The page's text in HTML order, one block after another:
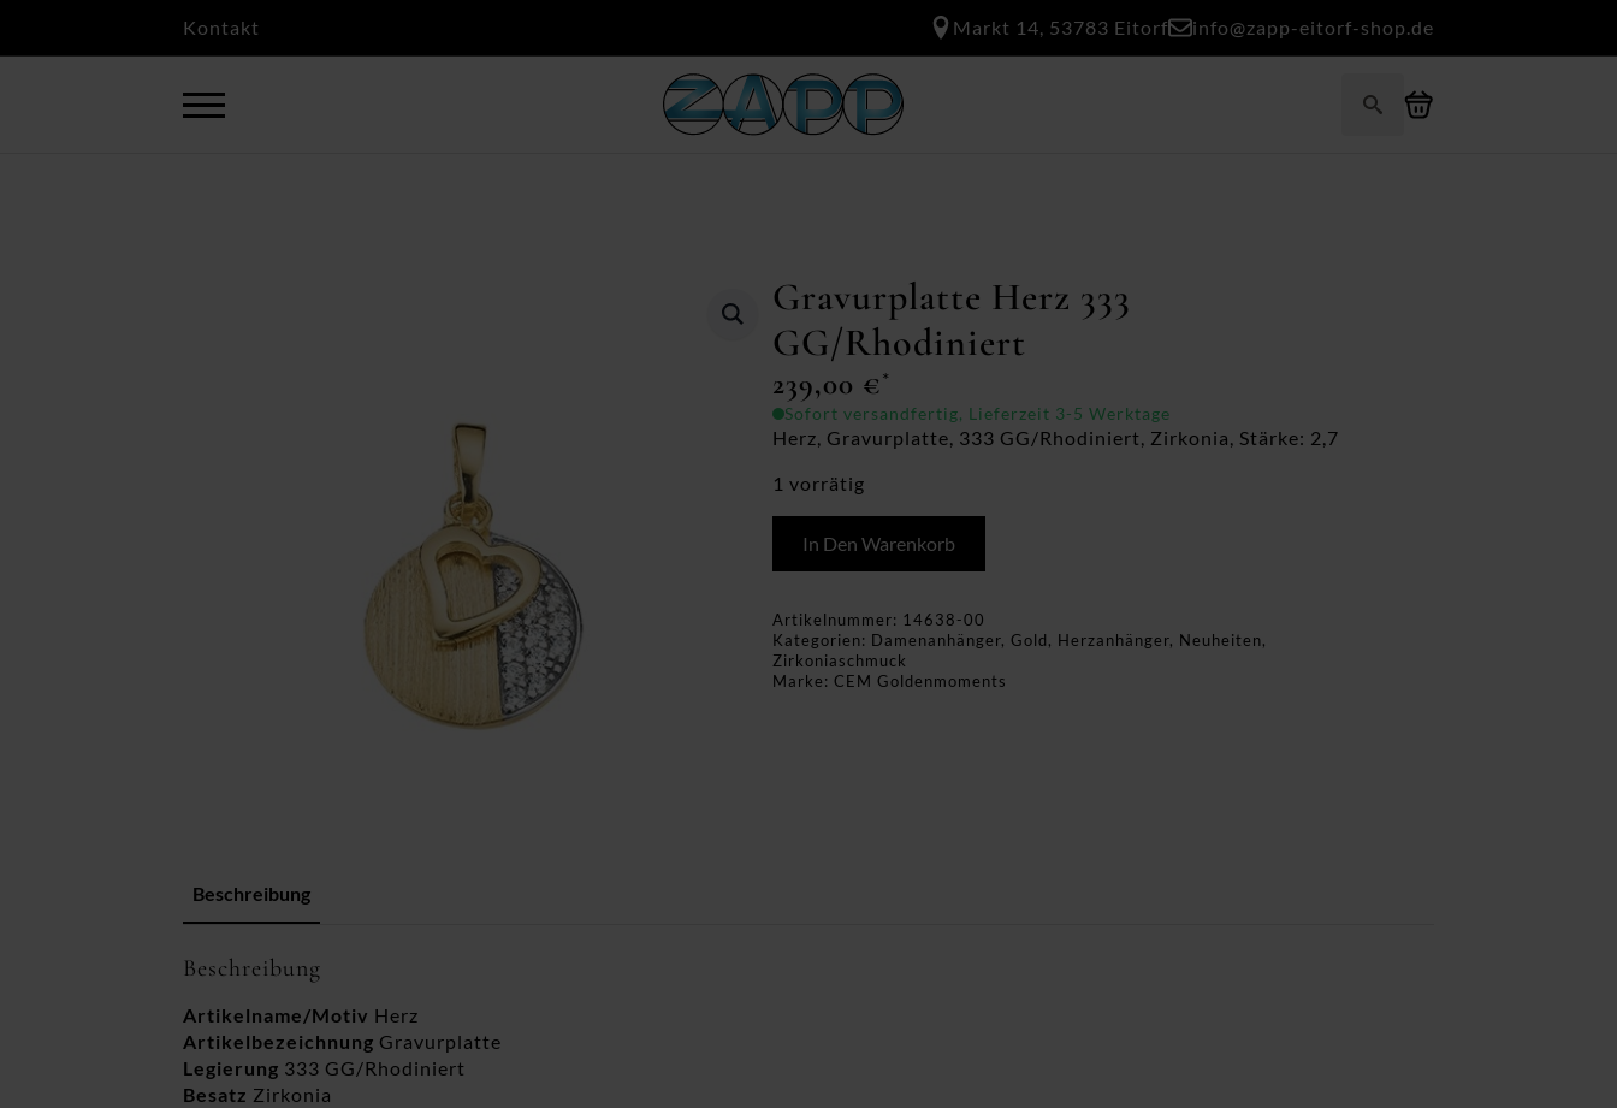
Kontakt Markt 14, 53783 Eitorf info@zapp-eitorf-shop.de
Gravurplatte Herz 333
GG/Rhodiniert
239,00 €*
Sofort versandfertig, Lieferzeit 3-5 Werktage
Herz, Gravurplatte, 333 GG/Rhodiniert, Zirkonia, Stärke: 2,7
1 vorrätig
In Den Warenkorb
Artikelnummer: 14638-00
Kategorien: Damenanhänger, Gold, Herzanhänger, Neuheiten,
Zirkoniaschmuck
Marke: CEM Goldenmoments
Beschreibung
Beschreibung
Artikelname/Motiv Herz
Artikelbezeichnung Gravurplatte
Legierung 333 GG/Rhodiniert
Besatz Zirkonia